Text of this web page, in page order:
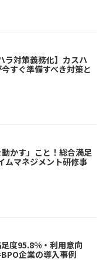
ラ対策義務化】カスハ
すぐ準備すべき対策と
かす」こと！総合満足
ムマネジメント研修事
度95.8%・利用意向
企業の導入事例